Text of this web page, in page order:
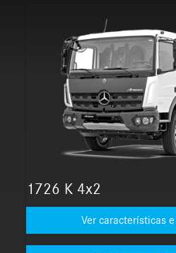
1726 K 4x2
Ver características